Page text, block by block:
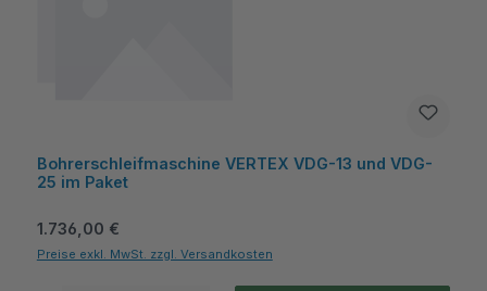
Bohrerschleifmaschine VERTEX VDG-13 und VDG-
25 im Paket
Regulärer Preis:
1.736,00 €
Preise exkl. MwSt. zzgl. Versandkosten